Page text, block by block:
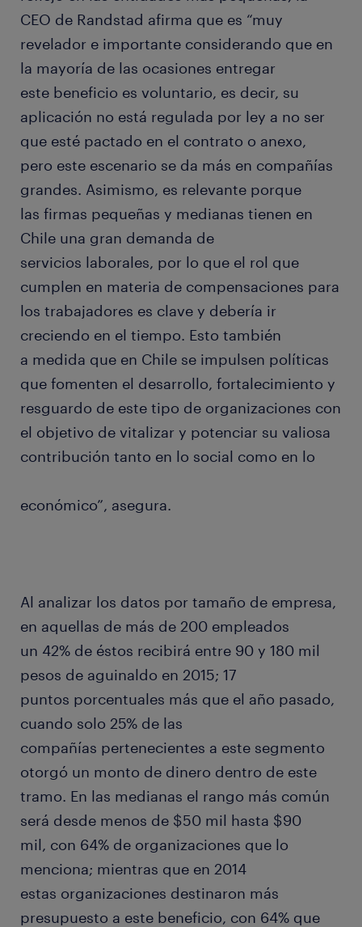
CEO de Randstad afirma que es “muy
revelador e importante considerando que en
la mayoría de las ocasiones entregar
este beneficio es voluntario, es decir, su
aplicación no está regulada por ley a no ser
que esté pactado en el contrato o anexo,
pero este escenario se da más en compañías
grandes. Asimismo, es relevante porque
las firmas pequeñas y medianas tienen en
Chile una gran demanda de
servicios laborales, por lo que el rol que
cumplen en materia de compensaciones para
los trabajadores es clave y debería ir
creciendo en el tiempo. Esto también
a medida que en Chile se impulsen políticas
que fomenten el desarrollo, fortalecimiento y
resguardo de este tipo de organizaciones con
el objetivo de vitalizar y potenciar su valiosa
contribución tanto en lo social como en lo
económico”, asegura.
Al analizar los datos por tamaño de empresa,
en aquellas de más de 200 empleados
un 42% de éstos recibirá entre 90 y 180 mil
pesos de aguinaldo en 2015; 17
puntos porcentuales más que el año pasado,
cuando solo 25% de las
compañías pertenecientes a este segmento
otorgó un monto de dinero dentro de este
tramo. En las medianas el rango más común
será desde menos de $50 mil hasta $90
mil, con 64% de organizaciones que lo
menciona; mientras que en 2014
estas organizaciones destinaron más
presupuesto a este beneficio, con 64% que